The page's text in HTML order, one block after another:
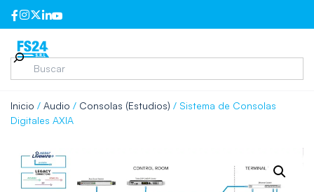
Inicio / Audio / Consolas (Estudios) / Sistema de Consolas
Digitales AXIA